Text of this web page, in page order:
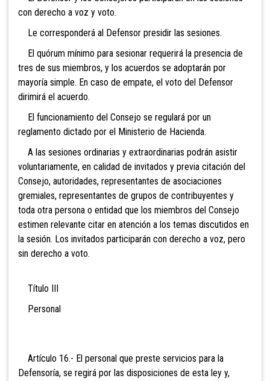
con derecho a voz y voto.
Le corresponderá al Defensor presidir las sesiones.
El quórum mínimo para sesionar requerirá la presencia de
tres de sus miembros, y los acuerdos se adoptarán por
mayoría simple. En caso de empate, el voto del Defensor
dirimirá el acuerdo.
El funcionamiento del Consejo se regulará por un
reglamento dictado por el Ministerio de Hacienda.
A las sesiones ordinarias y extraordinarias podrán asistir
voluntariamente, en calidad de invitados y previa citación del
Consejo, autoridades, representantes de asociaciones
gremiales, representantes de grupos de contribuyentes y
toda otra persona o entidad que los miembros del Consejo
estimen relevante citar en atención a los temas discutidos en
la sesión. Los invitados participarán con derecho a voz, pero
sin derecho a voto.
Título III
Personal
Artículo 16.- El personal que preste servicios para la
Defensoría, se regirá por las disposiciones de esta ley y,